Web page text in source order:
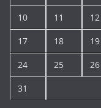
10 11 12
17 18 19
24 25 26
31